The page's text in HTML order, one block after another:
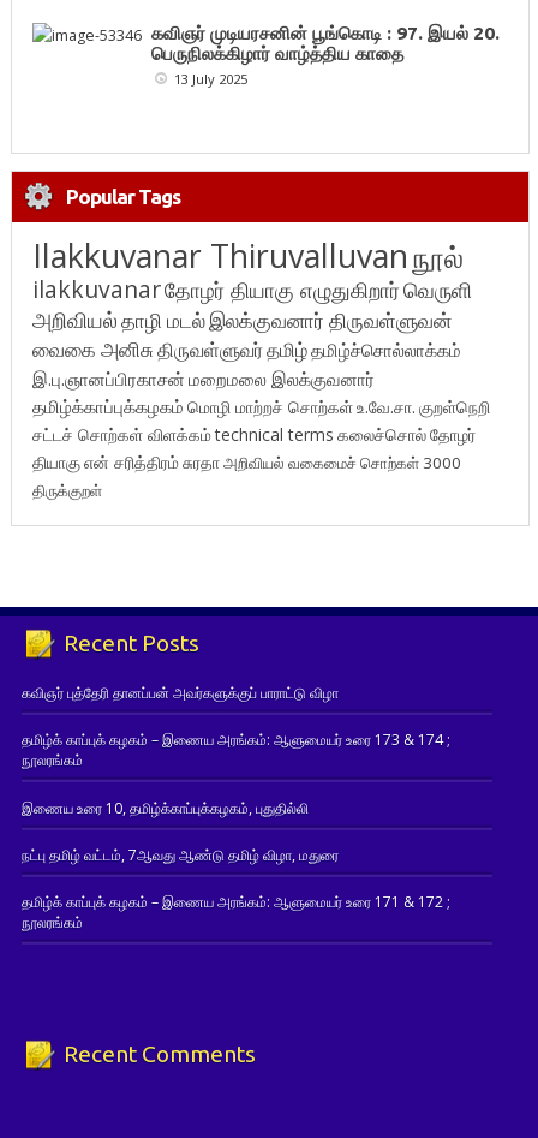
கவிஞர் முடியரசனின் பூங்கொடி : 97. இயல் 20.
பெருநிலக்கிழார் வாழ்த்திய காதை
13 July 2025
Popular Tags
Ilakkuvanar Thiruvalluvanநூல்
ilakkuvanarதோழர் தியாகு எழுதுகிறார்வெருளி
அறிவியல்தாழி மடல்இலக்குவனார் திருவள்ளுவன்
வைகை அனிசுதிருவள்ளுவர்தமிழ்தமிழ்ச்சொல்லாக்கம்
இ.பு.ஞானப்பிரகாசன் மறைமலை இலக்குவனார்
தமிழ்க்காப்புக்கழகம் மொழி மாற்றச் சொற்கள்உ.வே.சா. குறள்நெறி
சட்டச் சொற்கள் விளக்கம்technical terms கலைச்சொல்தோழர்
தியாகுஎன் சரித்திரம்சுரதாஅறிவியல் வகைமைச் சொற்கள் 3000
திருக்குறள்
Recent Posts
கவிஞர் புத்தேரி தானப்பன் அவர்களுக்குப் பாராட்டு விழா
தமிழ்க் காப்புக் கழகம் – இணைய அரங்கம்: ஆளுமையர் உரை 173 & 174 ;
நூலரங்கம்
இணைய உரை 10, தமிழ்க்காப்புக்கழகம், புதுதில்லி
நட்பு தமிழ் வட்டம், 7ஆவது ஆண்டு தமிழ் விழா, மதுரை
தமிழ்க் காப்புக் கழகம் – இணைய அரங்கம்: ஆளுமையர் உரை 171 & 172 ;
நூலரங்கம்
Recent Comments